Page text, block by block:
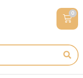
0